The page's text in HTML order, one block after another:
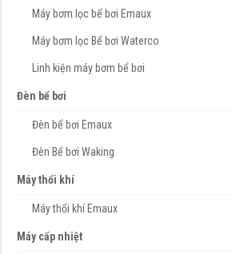
Máy bơm lọc bể bơi Emaux
Máy bơm lọc Bể bơi Waterco
Linh kiện máy bơm bể bơi
Đèn bể bơi
Đèn bể bơi Emaux
Đèn Bể bơi Waking
Máy thổi khí
Máy thổi khí Emaux
Máy cấp nhiệt